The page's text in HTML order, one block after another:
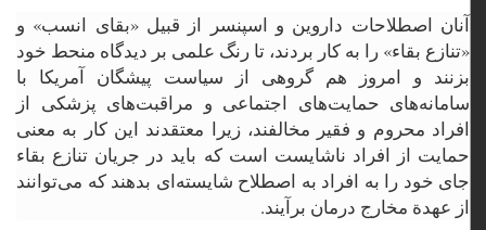
آنان اصطلاحات داروین و اسپنسر از قبیل «بقای انسب» و
«تنازع بقاء» را به کار بردند، تا رنگ علمی بر دیدگاه منحط خود
بزنند و امروز هم گروهی از سیاست پیشگان آمریکا با
سامانه‌های حمایت‌های اجتماعی و مراقبت‌های پزشکی از
افراد محروم و فقیر مخالفند، زیرا معتقدند این کار به معنی
حمایت از افراد ناشایست است که باید در جریان تنازع بقاء
جای خود را به افراد به اصطلاح شایسته‌ای بدهند که می‌توانند
از عهدة مخارج درمان برآیند.